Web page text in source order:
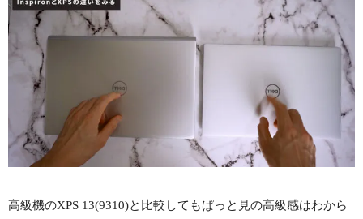
高級機のXPS 13(9310)と比較してもぱっと見の高級感はわから